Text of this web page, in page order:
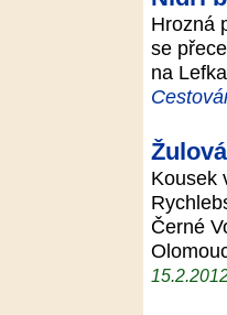
Hrozná
se
na
Žulová
Kousek
Černé